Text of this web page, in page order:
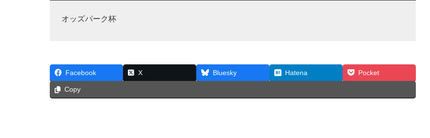
オッズパーク杯
Facebook X Bluesky Hatena Pocket
Copy